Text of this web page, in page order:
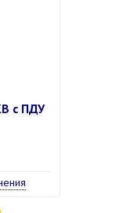
с ПДУ